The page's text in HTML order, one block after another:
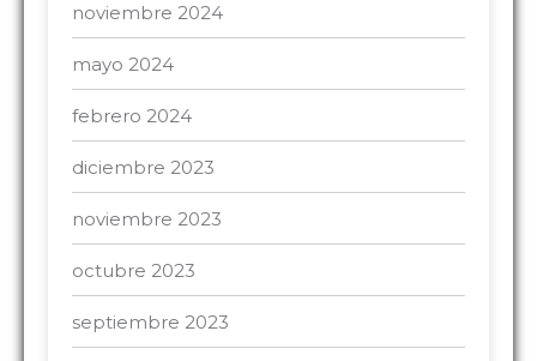
noviembre 2024
mayo 2024
febrero 2024
diciembre 2023
noviembre 2023
octubre 2023
septiembre 2023